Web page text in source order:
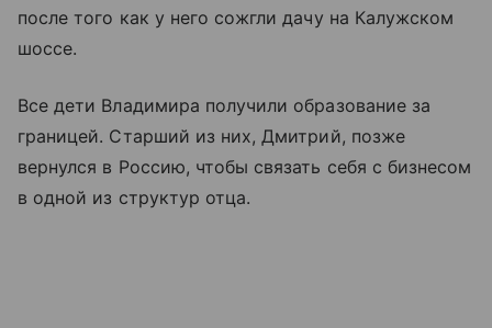
после того как у него сожгли дачу на Калужском
шоссе.
Все дети Владимира получили образование за
границей. Старший из них, Дмитрий, позже
вернулся в Россию, чтобы связать себя с бизнесом
в одной из структур отца.